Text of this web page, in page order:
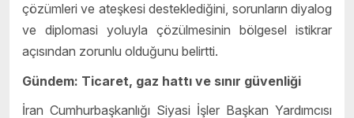
çözümleri ve ateşkesi desteklediğini, sorunların diyalog
ve diplomasi yoluyla çözülmesinin bölgesel istikrar
açısından zorunlu olduğunu belirtti.
Gündem: Ticaret, gaz hattı ve sınır güvenliği
İran Cumhurbaşkanlığı Siyasi İşler Başkan Yardımcısı